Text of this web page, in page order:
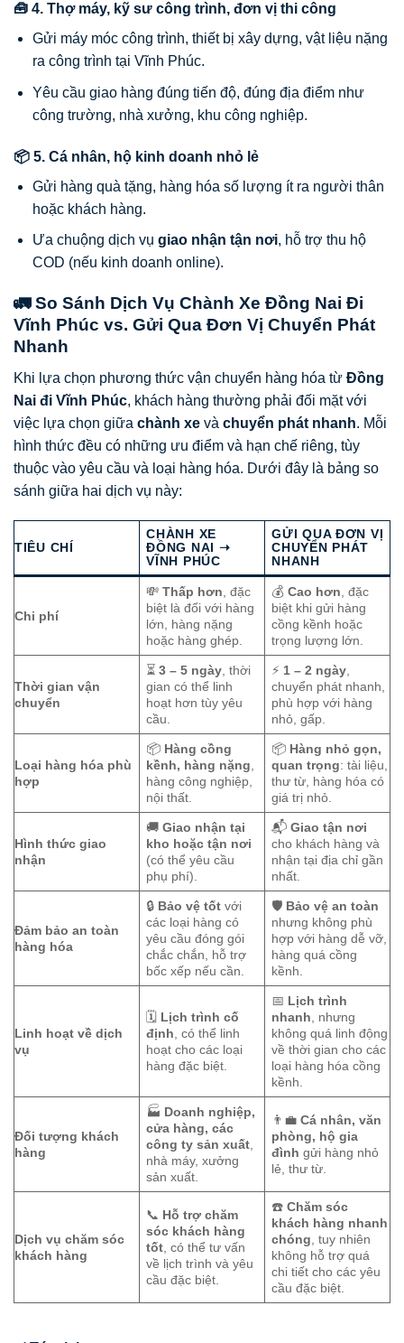
🧰 4. Thợ máy, kỹ sư công trình, đơn vị thi công
Gửi máy móc công trình, thiết bị xây dựng, vật liệu nặng
ra công trình tại Vĩnh Phúc.
Yêu cầu giao hàng đúng tiến độ, đúng địa điểm như
công trường, nhà xưởng, khu công nghiệp.
📦 5. Cá nhân, hộ kinh doanh nhỏ lẻ
Gửi hàng quà tặng, hàng hóa số lượng ít ra người thân
hoặc khách hàng.
Ưa chuộng dịch vụ giao nhận tận nơi, hỗ trợ thu hộ
COD (nếu kinh doanh online).
🚛 So Sánh Dịch Vụ Chành Xe Đồng Nai Đi
Vĩnh Phúc vs. Gửi Qua Đơn Vị Chuyển Phát
Nhanh
Khi lựa chọn phương thức vận chuyển hàng hóa từ Đồng
Nai đi Vĩnh Phúc, khách hàng thường phải đối mặt với
việc lựa chọn giữa chành xe và chuyển phát nhanh. Mỗi
hình thức đều có những ưu điểm và hạn chế riêng, tùy
thuộc vào yêu cầu và loại hàng hóa. Dưới đây là bảng so
sánh giữa hai dịch vụ này:
TIÊU CHÍ
CHÀNH XE
ĐỒNG NAI ➝
VĨNH PHÚC
GỬI QUA ĐƠN VỊ
CHUYỂN PHÁT
NHANH
Chi phí
💸Thấp hơn, đặc
biệt là đối với hàng
lớn, hàng nặng
hoặc hàng ghép.
💰Cao hơn, đặc
biệt khi gửi hàng
cồng kềnh hoặc
trọng lượng lớn.
Thời gian vận
chuyển
⏳3 – 5 ngày, thời
gian có thể linh
hoạt hơn tùy yêu
cầu.
⚡ 1 – 2 ngày,
chuyển phát nhanh,
phù hợp với hàng
nhỏ, gấp.
Loại hàng hóa phù
hợp
📦 Hàng cồng
kềnh, hàng nặng,
hàng công nghiệp,
nội thất.
📦 Hàng nhỏ gọn,
quan trọng: tài liệu,
thư từ, hàng hóa có
giá trị nhỏ.
Hình thức giao
nhận
🚚Giao nhận tại
kho hoặc tận nơi
(có thể yêu cầu
phụ phí).
📬Giao tận nơi
cho khách hàng và
nhận tại địa chỉ gần
nhất.
Đảm bảo an toàn
hàng hóa
🔒 Bảo vệ tốt với
các loại hàng có
yêu cầu đóng gói
chắc chắn, hỗ trợ
bốc xếp nếu cần.
🛡️ Bảo vệ an toàn
nhưng không phù
hợp với hàng dễ vỡ,
hàng quá cồng
kềnh.
Linh hoạt về dịch
vụ
🗓️ Lịch trình cố
định, có thể linh
hoạt cho các loại
hàng đặc biệt.
📅 Lịch trình
nhanh, nhưng
không quá linh động
về thời gian cho các
loại hàng hóa cồng
kềnh.
Đối tượng khách
hàng
🏭 Doanh nghiệp,
cửa hàng, các
công ty sản xuất,
nhà máy, xưởng
sản xuất.
👨‍💼Cá nhân, văn
phòng, hộ gia
đình gửi hàng nhỏ
lẻ, thư từ.
Dịch vụ chăm sóc
khách hàng
📞 Hỗ trợ chăm
sóc khách hàng
tốt, có thể tư vấn
về lịch trình và yêu
cầu đặc biệt.
☎️Chăm sóc
khách hàng nhanh
chóng, tuy nhiên
không hỗ trợ quá
chi tiết cho các yêu
cầu đặc biệt.